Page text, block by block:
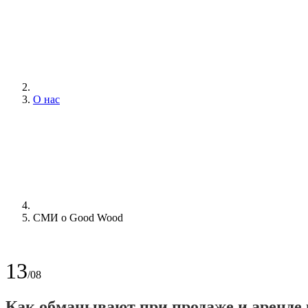
О нас
СМИ о Good Wood
13/08